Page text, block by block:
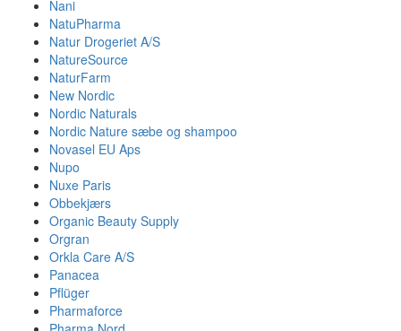
Nani
NatuPharma
Natur Drogeriet A/S
NatureSource
NaturFarm
New Nordic
Nordic Naturals
Nordic Nature sæbe og shampoo
Novasel EU Aps
Nupo
Nuxe Paris
Obbekjærs
Organic Beauty Supply
Orgran
Orkla Care A/S
Panacea
Pflüger
Pharmaforce